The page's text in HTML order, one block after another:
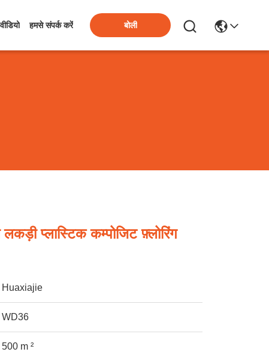
वीडियो हमसे संपर्क करें बोली
लकड़ी प्लास्टिक कम्पोजिट फ़्लोरिंग
Huaxiajie
WD36
500 m ²